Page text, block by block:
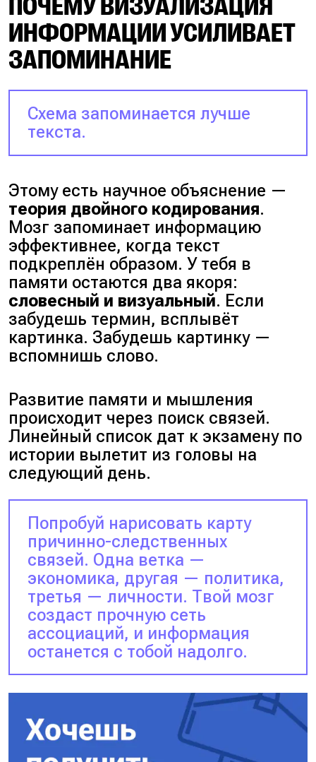
ИНФОРМАЦИИ УСИЛИВАЕТ
ЗАПОМИНАНИЕ
Схема запоминается лучше
текста.
Этому есть научное объяснение —
теория двойного кодирования.
Мозг запоминает информацию
эффективнее, когда текст
подкреплён образом. У тебя в
памяти остаются два якоря:
словесный и визуальный. Если
забудешь термин, всплывёт
картинка. Забудешь картинку —
вспомнишь слово.
Развитие памяти и мышления
происходит через поиск связей.
Линейный список дат к экзамену по
истории вылетит из головы на
следующий день.
Попробуй нарисовать карту
причинно-следственных
связей. Одна ветка —
экономика, другая — политика,
третья — личности. Твой мозг
создаст прочную сеть
ассоциаций, и информация
останется с тобой надолго.